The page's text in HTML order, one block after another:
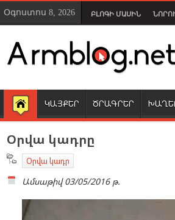
Օգոստոս 8, 2026 ԲԼՈԳԻ ՄԱՍԻՆ
ԿԱՅՔԵՐ ԾՐԱԳՐԵՐ
Օրվա կադրը
Օրվա կադր
Ամսաթիվ 03/05/2016 թ.